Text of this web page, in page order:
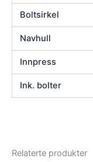
Boltsirkel
Navhull
Innpress
Ink. bolter
Relaterte produkter